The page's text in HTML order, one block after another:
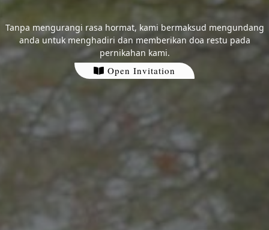
Tanpa mengurangi rasa hormat, kami bermaksud mengundang
anda untuk menghadiri dan memberikan doa restu pada
pernikahan kami.
Open Invitation